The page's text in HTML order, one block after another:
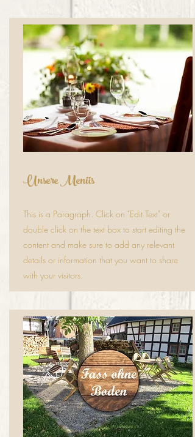
Unsere Menüs
This is a Paragraph. Click on "Edit Text" or
double click on the text box to start editing the
content and make sure to add any relevant
details or information that you want to share
with your visitors.